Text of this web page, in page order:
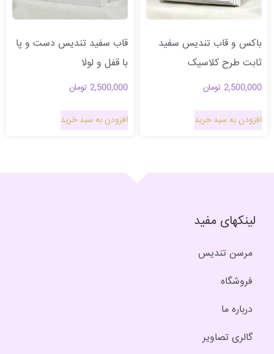
باکس و قاب تندیس سفید
ثابت طرح کلاسیک
2,500,000 تومان
افزودن به سبد خرید
قاب سفید تندیس دست و پا
با قفل و لولا
2,500,000 تومان
افزودن به سبد خرید
لینکهای مفید
مرسن تندیس
فروشگاه
درباره ما
گالری تصاویر